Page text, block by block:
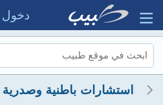
دخول
استشارات باطنية وصدرية